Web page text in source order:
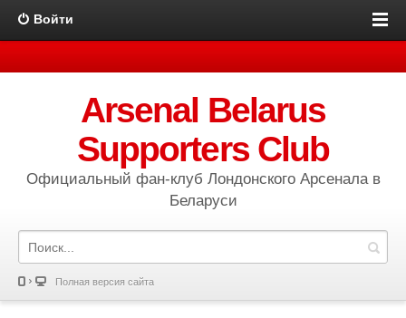
Войти
Arsenal Belarus
Supporters Club
Официальный фан-клуб Лондонского Арсенала в
Беларуси
Полная версия сайта